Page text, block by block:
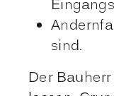
sind.
Der